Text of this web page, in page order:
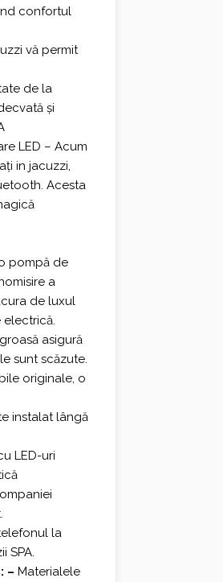
confortul
vă permit
de la
și
LED – Acum
in jacuzzi,
Acesta
pompă de
a
de luxul
electrică.
asigură
sunt scăzute.
originale, o
instalat lângă
LED-uri
la
SPA.
–Materialele